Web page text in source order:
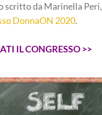
scritto da Marinella Peri,
DonnaON 2020.
IL CONGRESSO >>